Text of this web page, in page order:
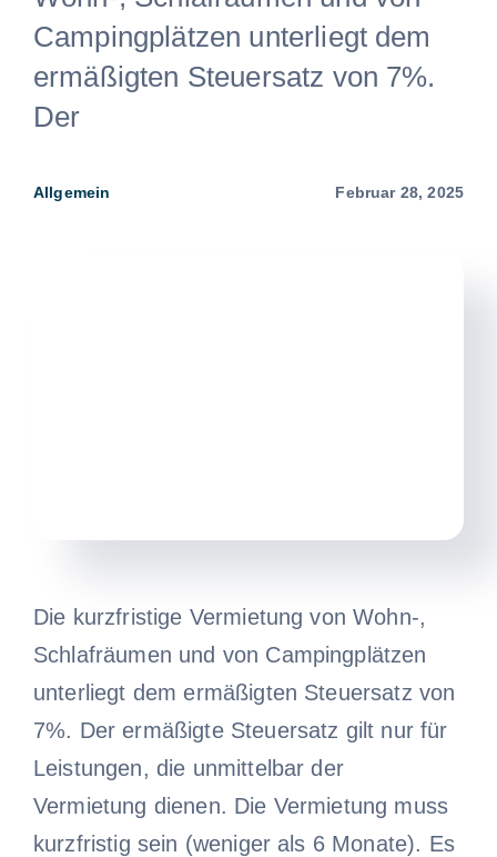
Campingplätzen unterliegt dem
ermäßigten Steuersatz von 7%.
Der
Allgemein Februar 28, 2025
Die kurzfristige Vermietung von Wohn-,
Schlafräumen und von Campingplätzen
unterliegt dem ermäßigten Steuersatz von
7%. Der ermäßigte Steuersatz gilt nur für
Leistungen, die unmittelbar der
Vermietung dienen. Die Vermietung muss
kurzfristig sein (weniger als 6 Monate). Es